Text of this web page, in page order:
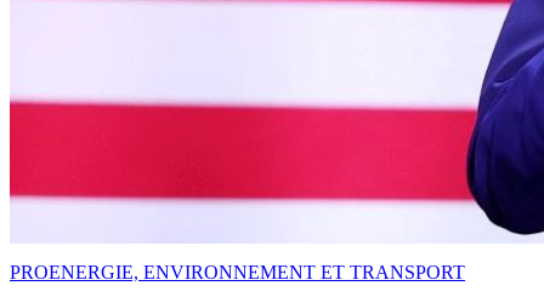
PROENERGIE, ENVIRONNEMENT ET TRANSPORT